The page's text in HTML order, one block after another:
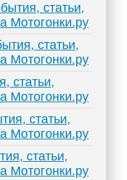
статьи,
Мотогонки.ру
статьи,
Мотогонки.ру
статьи,
Мотогонки.ру
статьи,
Мотогонки.ру
статьи,
Мотогонки.ру